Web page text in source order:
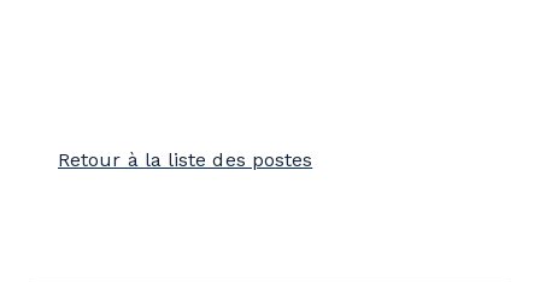
Retour à la liste des postes